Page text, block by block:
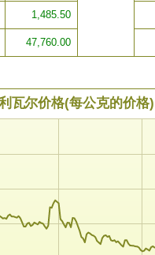
1,485.50
47,760.00
瓦尔价格(每公克的价格)